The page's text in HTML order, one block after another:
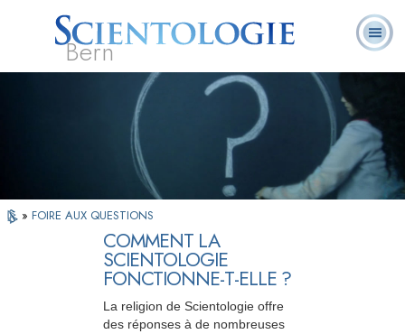
Bern
Qu’est-ce que la
Scientologie ?
Ministres
volontaires
Foire aux
questions
» FOIRE AUX QUESTIONS
COMMENT LA
SCIENTOLOGIE
FONCTIONNE-T-ELLE ?
La religion de Scientologie offre
des réponses à de nombreuses